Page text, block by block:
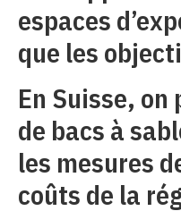
espaces
que les
En Suisse,
de bacs à
les mesures
coûts de la